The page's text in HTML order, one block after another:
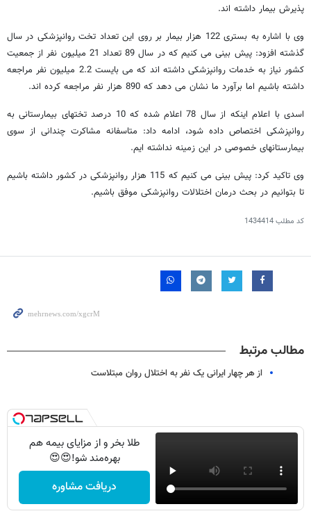
پذیرش بیمار داشته اند.
وی با اشاره به بستری 122 هزار بیمار بر روی این تعداد تخت روانپزشکی در سال
گذشته افزود: پیش بینی می کنیم که در سال 89 تعداد 21 میلیون نفر از جمعیت
کشور نیاز به خدمات روانپزشکی داشته اند که می بایست 2.2 میلیون نفر مراجعه
داشته باشیم اما برآورد ما نشان می دهد که 890 هزار نفر مراجعه کرده اند.
اسدی با اعلام اینکه از سال 78 اعلام شده که 10 درصد تختهای بیمارستانی به
روانپزشکی اختصاص داده شود، ادامه داد: متاسفانه مشاکرت چندانی از سوی
بیمارستانهای خصوصی در این زمینه نداشته ایم.
وی تاکید کرد: پیش بینی می کنیم که 115 هزار روانپزشکی در کشور داشته باشیم
تا بتوانیم در بحث درمان اختلالات روانپزشکی موفق باشیم.
کد مطلب1434414
مطالب مرتبط
از هر چهار ایرانی یک نفر به اختلال روان مبتلاست
طلا بخر و از مزایای بیمه هم
بهره‌مند شو!😍😍
دریافت مشاوره